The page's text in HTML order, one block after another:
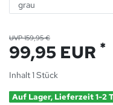
UVP 159,95 €
99,95 EUR *
Inhalt1Stück
Auf Lager, Lieferzeit 1-2